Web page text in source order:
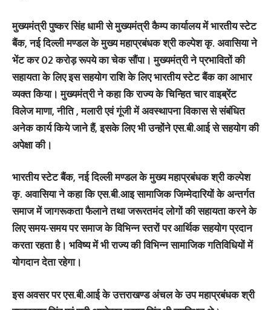
मुख्यमंत्री पुष्कर सिंह धामी से मुख्यमंत्री कैम्प कार्यालय में भारतीय स्टेट
बैंक, नई दिल्ली मण्डल के मुख्य महाप्रबंधक श्री कल्पेश कृ. अवासिया ने
भेंट कर 02 करोड़ रूपये का चेक सौंपा। मुख्यमंत्री ने प्रभावितों की
सहायता के लिए इस सहयोग राशि के लिए भारतीय स्टेट बैंक का आभार
व्यक्त किया। मुख्यमंत्री ने कहा कि राज्य के चिन्हित चार वाइब्रेंट
विलेज माणा, नीति , मलारी एवं गूंजी में अवस्थापना विकास से संबंधित
अनेक कार्य किये जाने हैं, इसके लिए भी उन्होंने एस.बी.आई से सहयोग की
अपेक्षा की।
भारतीय स्टेट बैंक, नई दिल्ली मण्डल के मुख्य महाप्रबंधक श्री कल्पेश
कृ. अवासिया ने कहा कि एस.बी.आइ सामाजिक जिम्मेदारियों के अन्तर्गत
समाज में जागरूकता फैलाने तथा जरूरतमंद लोगों की सहायता करने के
लिए समय-समय पर समाज के विभिन्न स्तरों पर आर्थिक सहयोग प्रदान
करता रहता है। भविष्य में भी राज्य की विभिन्न सामाजिक गतिविधियों में
योगदान देता रहेगा।
इस अवसर पर एस.बी.आई के उत्तराखण्ड अंचल के उप महाप्रबंधक श्री